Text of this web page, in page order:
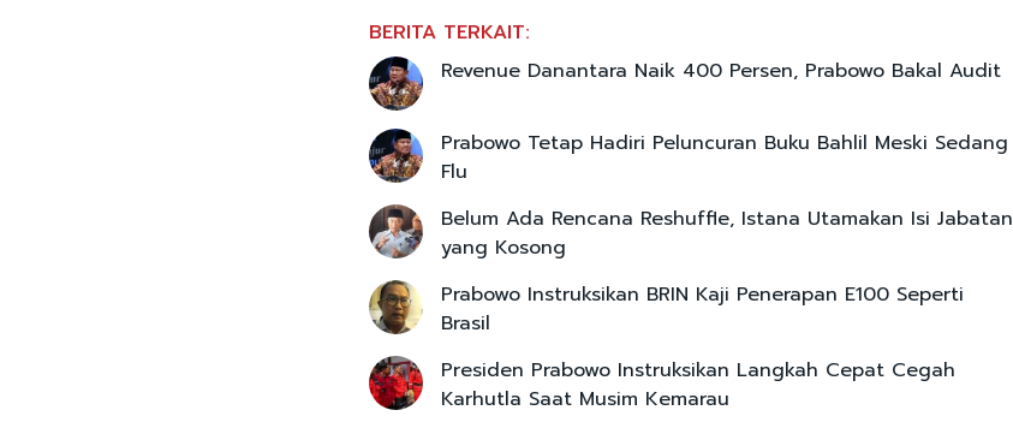
BERITA TERKAIT:
Revenue Danantara Naik 400 Persen, Prabowo Bakal Audit
Prabowo Tetap Hadiri Peluncuran Buku Bahlil Meski Sedang
Flu
Belum Ada Rencana Reshuffle, Istana Utamakan Isi Jabatan
yang Kosong
Prabowo Instruksikan BRIN Kaji Penerapan E100 Seperti
Brasil
Presiden Prabowo Instruksikan Langkah Cepat Cegah
Karhutla Saat Musim Kemarau